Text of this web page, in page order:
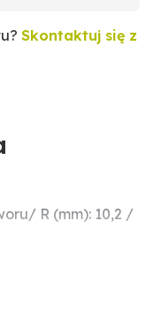
Skontaktuj się z
R (mm): 10,2 /
(M6), przyłącza: